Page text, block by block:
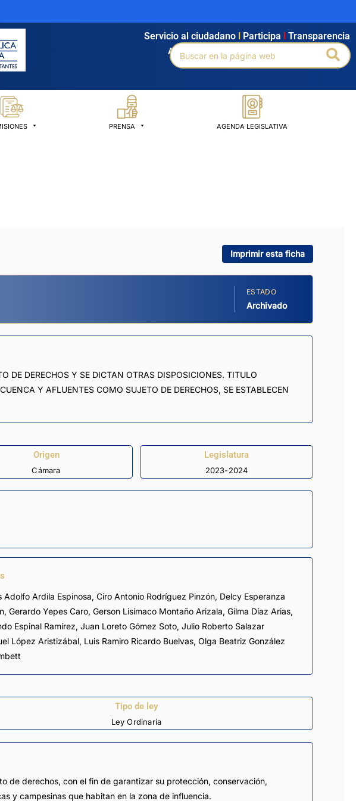
Agendamiento Intranet Búsqueda avanzada
Servicio al ciudadano Participa Transparencia
Buscar
por:
PRENSA AGENDA LEGISLATIVA
Imprimir esta ficha
ESTADO
Archivado
DE DERECHOS Y SE DICTAN OTRAS DISPOSICIONES. TITULO
Y AFLUENTES COMO SUJETO DE DERECHOS, SE ESTABLECEN
Origen
Cámara
Legislatura
2023-2024
Adolfo Ardila Espinosa, Ciro Antonio Rodríguez Pinzón, Delcy Esperanza
, Gerardo Yepes Caro, Gerson Lisímaco Montaño Arizala, Gilma Díaz Arias,
Espinal Ramírez, Juan Loreto Gómez Soto, Julio Roberto Salazar
López Aristizábal, Luis Ramiro Ricardo Buelvas, Olga Beatriz González
Tipo de ley
Ley Ordinaria
de derechos, con el fin de garantizar su protección, conservación,
y campesinas que habitan en la zona de influencia.